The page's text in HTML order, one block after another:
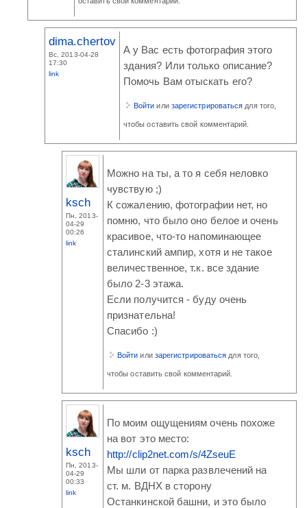
dima.chertov
Вс, 2013-04-28
17:30
link
А у Вас есть фотография этого
здания? Или только описание?
Помочь Вам отыскать его?
Войти или зарегистрироваться для того,
чтобы оставить свой комментарий.
ksch
Пн, 2013-
04-29
00:26
link
Можно на ты, а то я себя неловко
чувствую ;)
К сожалению, фотографии нет, но
помню, что было оно белое и очень
красивое, что-то напоминающее
сталинский ампир, хотя и не такое
величественное, т.к. все здание
было 2-3 этажа.
Если получится - буду очень
признательна!
Спасибо :)
Войти или зарегистрироваться для того,
чтобы оставить свой комментарий.
ksch
Пн, 2013-
04-29
00:33
link
По моим ощущениям очень похоже
на вот это место:
http://clip2net.com/s/4ZseuE
Мы шли от парка развлечений на
ст. м. ВДНХ в сторону
Останкинской башни, и это было